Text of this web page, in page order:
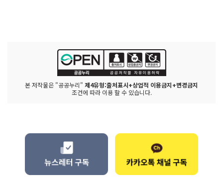
본 저작물은 "공공누리" 제4유형:출처표시+상업적 이용금지+변경금지
조건에 따라 이용 할 수 있습니다.